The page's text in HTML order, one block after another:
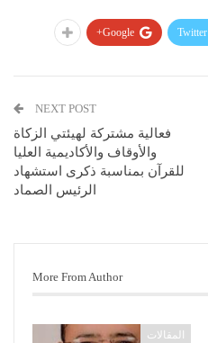
Twitter
Google+
NEXT POST
فعالية مشتركة لهيئتي الزكاة
والأوقاف والأكاديمية العليا
للقرآن بمناسبة ذكرى استشهاد
الرئيس الصماد
More From Author
المقالات